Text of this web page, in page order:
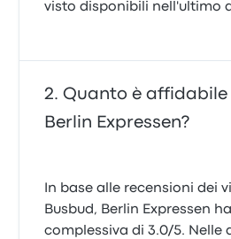
visto disponibili nell'ultimo
Quanto è
Berlin Expressen?
In base alle recensioni dei
Busbud, Berlin Expressen
complessiva di 3.0/5. Nelle